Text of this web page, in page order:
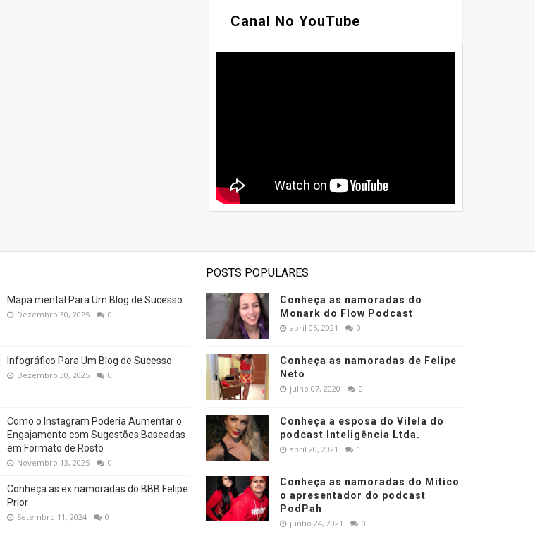
Canal No YouTube
Mapa mental Para Um Blog de Sucesso
Dezembro 30, 2025 0
Infográfico Para Um Blog de Sucesso
Dezembro 30, 2025 0
Como o Instagram Poderia Aumentar o
Engajamento com Sugestões Baseadas
em Formato de Rosto
Novembro 13, 2025 0
Conheça as ex namoradas do BBB Felipe
Prior
Setembro 11, 2024 0
POSTS POPULARES
Conheça as namoradas do
Monark do Flow Podcast
abril 05, 2021 0
Conheça as namoradas de Felipe
Neto
julho 07, 2020 0
Conheça a esposa do Vilela do
podcast Inteligência Ltda.
abril 20, 2021 1
Conheça as namoradas do Mítico
o apresentador do podcast
PodPah
junho 24, 2021 0